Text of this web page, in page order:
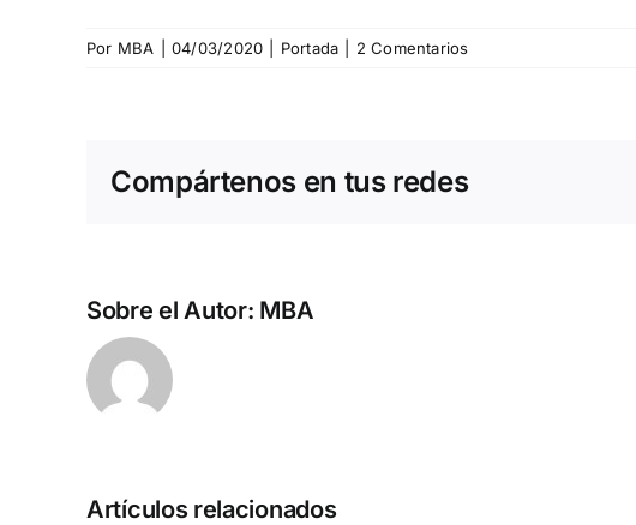
Por MBA 04/03/2020 Portada 2 Comentarios
Compártenos en tus redes
Sobre el Autor: MBA
Artículos relacionados